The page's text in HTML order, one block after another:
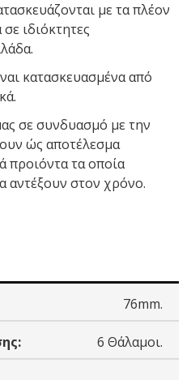
με τα πλέον
ιδιόκτητες
κατασκευασμένα από
σε συνδυασμό με την
ώς αποτέλεσμα
προιόντα τα οποία
αντέξουν στον χρόνο.
76mm.
6 Θάλαμοι.